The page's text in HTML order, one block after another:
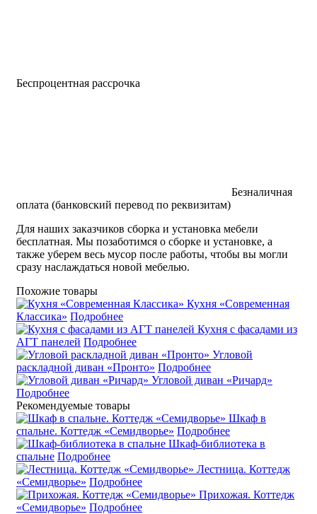
Беспроцентная рассрочка
Безналичная
оплата (банковский перевод по реквизитам)
Для наших заказчиков сборка и установка мебели
бесплатная. Мы позаботимся о сборке и установке, а
также уберем весь мусор после работы, чтобы вы могли
сразу наслаждаться новой мебелью.
Похожие товары
Кухня «Современная
Классика» Подробнее
Кухня с фасадами из
АГТ панелей Подробнее
Угловой
раскладной диван «Пронто» Подробнее
Угловой диван «Ричард»
Подробнее
Рекомендуемые товары
Шкаф в
спальне. Коттедж «Семидворье» Подробнее
Шкаф-библиотека в
спальне Подробнее
Лестница. Коттедж
«Семидворье» Подробнее
Прихожая. Коттедж
«Семидворье» Подробнее